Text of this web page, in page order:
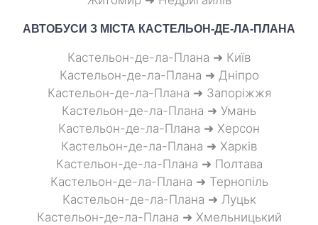
АВТОБУСИ З МІСТА КАСТЕЛЬОН-ДЕ-ЛА-ПЛАНА
Кастельон-де-ла-Плана ➜ Київ
Кастельон-де-ла-Плана ➜ Дніпро
Кастельон-де-ла-Плана ➜ Запоріжжя
Кастельон-де-ла-Плана ➜ Умань
Кастельон-де-ла-Плана ➜ Херсон
Кастельон-де-ла-Плана ➜ Харків
Кастельон-де-ла-Плана ➜ Полтава
Кастельон-де-ла-Плана ➜ Тернопіль
Кастельон-де-ла-Плана ➜ Луцьк
Кастельон-де-ла-Плана ➜ Хмельницький